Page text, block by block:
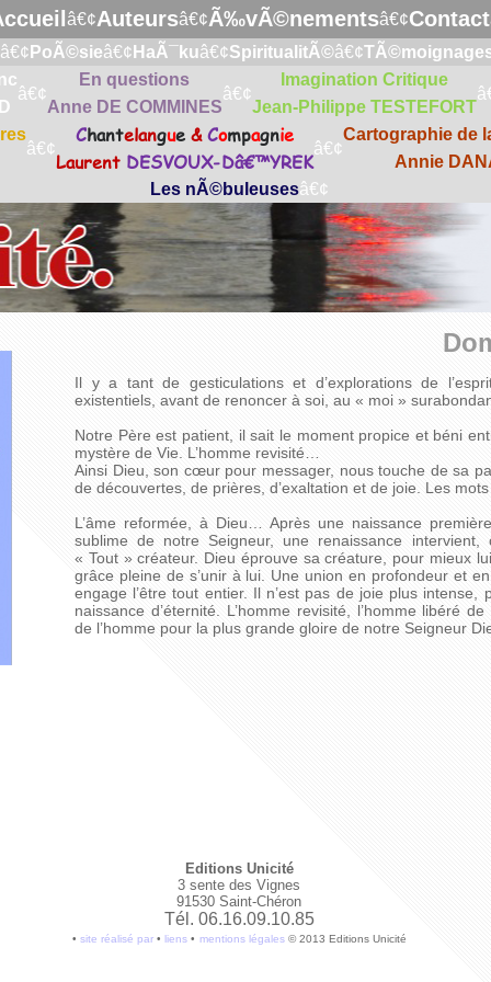
â€¢Auteursâ€¢Ã‰vÃ©nementsâ€¢Contact
â€¢ PoÃ©sieâ€¢ HaÃ¯kuâ€¢SpiritualitÃ©â€¢
â€¢
En questions
Anne DE COMMINES
â€¢
Imagination Critique
Jean-Philippe TESTEFORT
â€¢
Chantelangue & Compagnie
Laurent DESVOUX-Dâ€™YREK
â€¢
Cartographie de
Annie
Les nÃ©buleusesâ€¢
Il y a tant de gesticulations et d’explorations de
existentiels, avant de renoncer à soi, au « moi »
Notre Père est patient, il sait le moment propice et béni
mystère de Vie. L’homme revisité…
Ainsi Dieu, son cœur pour messager, nous touche de sa
de découvertes, de prières, d’exaltation et de joie. Les
L’âme reformée, à Dieu… Après une naissance
sublime de notre Seigneur, une renaissance intervient,
« Tout » créateur. Dieu éprouve sa créature, pour mieux
grâce pleine de s’unir à lui. Une union en profondeur et
engage l’être tout entier. Il n’est pas de joie plus
naissance d’éternité. L’homme revisité, l’homme libéré
de l’homme pour la plus grande gloire de notre Seigneur
Editions Unicité
3 sente des Vignes
91530 Saint-Chéron
Tél. 06.16.09.10.85
• site réalisé par• liens • mentions légales© 2013 Editions Unicité